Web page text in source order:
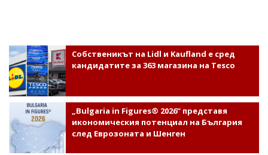
Собственикът на Lidl и Kaufland е сред
кандидатите за 363 магазина на Tesco
„Bulgaria in Figures® 2026“ представя
икономическия потенциал на България
след Еврозоната и Шенген